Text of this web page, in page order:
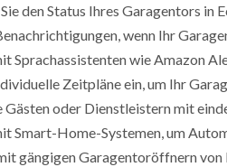
den Status Ihres Garagentors in
wenn Ihr
Sprachassistenten wie Amazon
Zeitpläne ein, um Ihr
Gästen oder Dienstleistern mit
Smart-Home-Systemen, um
gängigen Garagentoröffnern